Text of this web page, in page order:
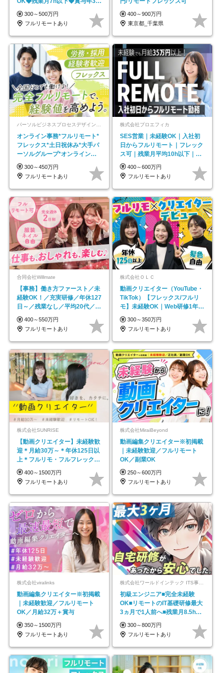
◆5年目まで必ず昇給
300～500万円
フルリモートあり
400～900万円
東京都_千葉県
オンライン事務*フルリモート*
フレックス*土日祝休み*大手パ
ーソルグループ*オンライン面
接*30～40代活躍中
300～450万円
フルリモートあり
株式会社プロエフィカ
SES営業｜未経験OK｜入社初
日からフルリモート｜フレック
ス可｜残業月平均10h以下｜事
業立ち上げメンバー
400～600万円
フルリモートあり
合同会社Willmate
【事務】働き方ファースト／未
経験OK！／充実研修／年休127
日～／残業なし／平均20代／リ
モートOK
400～550万円
フルリモートあり
株式会社ＯＬＣ
動画クリエイター（YouTube・
TikTok）【フレックス/フルリ
モ】未経験OK｜Web研修1年間
｜副業OK
300～350万円
フルリモートあり
株式会社SUNRISE
【動画クリエイター】未経験歓
迎＊月給30万～＊年休125日以
上＊フルリモ・フルフレックス
◆10名の採用が決定◆
400～1500万円
フルリモートあり
株式会社MiraiBeyond
動画編集クリエイター※初掲載
｜未経験歓迎／フルリモート
OK／副業OK
250～600万円
フルリモートあり
株式会社viralinks
動画編集クリエイター※初掲載
｜未経験歓迎／フルリモート
OK／月給32万＋賞与
350～1500万円
フルリモートあり
株式会社ワールドインテック ITS事業部【東証プライム上場グループ】
初級エンジニア■完全未経験
OK■リモートのIT基礎研修最大
3ヵ月で1人前へ■残業月8.5h■
安定基盤/STR
300～800万円
フルリモートあり